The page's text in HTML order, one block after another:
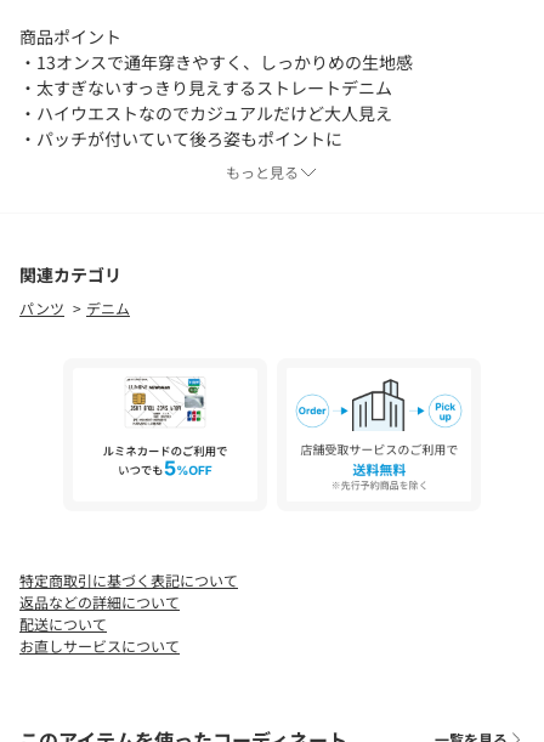
商品ポイント
・13オンスで通年穿きやすく、しっかりめの生地感
・太すぎないすっきり見えするストレートデニム
・ハイウエストなのでカジュアルだけど大人見え
・パッチが付いていて後ろ姿もポイントに
・自分の身体に沿ってくれて穿きやすい
・ラウンドデニムブルゾン/ブラック・ブルーとセットアップで着
用可能
【ホワイト着用アイテム②④】インナー:【LE'MAGE×gemeilコラ
ボ】ティアードスリーブロンT ビスチェ:【LE'MAGE×gemeilコ
ラボ】バブルバルーンキャミ
【ベージュ着用アイテム①】インナー:【LE'MAGE×gemeilコラ
ボ】ティアードスリーブロンT ビスチェ:【LE'MAGE×gemeilコ
【ホワイト着用アイテム③】【LE'MAGE×gemeilコラボ】ティア
ードスリーブロンT
【ブラック着用アイテム①】【前後2way／トレンド顔】パイピン
グアメスリタンク
【インディゴ着用アイテム】トップス：テンセルウール袖ギャザ
もっと見る
関連カテゴリ
パンツ デニム
特定商取引に基づく表記について
返品などの詳細について
配送について
お直しサービスについて